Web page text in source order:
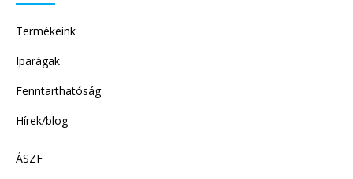
Termékeink
Iparágak
Fenntarthatóság
Hírek/blog
ÁSZF